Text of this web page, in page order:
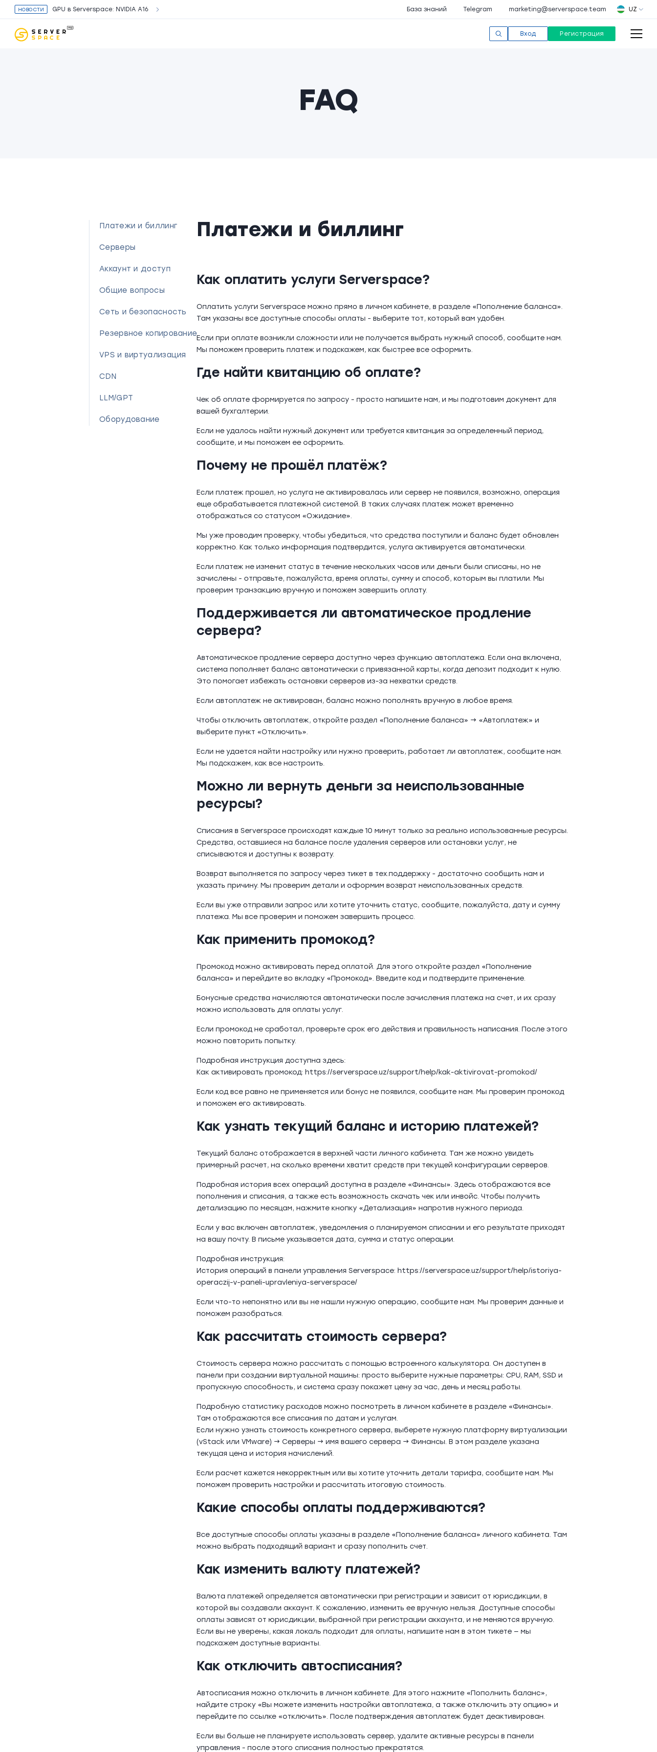
НОВОСТИ GPU в Serverspace: NVIDIA A16 База знаний Telegram marketing@serverspace.team UZ
Вход Регистрация
FAQ
Платежи и биллинг
Серверы
Аккаунт и доступ
Общие вопросы
Сеть и безопасность
Резервное копирование
VPS и виртуализация
CDN
LLM/GPT
Оборудование
Платежи и биллинг
Как оплатить услуги Serverspace?
Оплатить услуги Serverspace можно прямо в личном кабинете, в разделе «Пополнение баланса».
Там указаны все доступные способы оплаты - выберите тот, который вам удобен.
Если при оплате возникли сложности или не получается выбрать нужный способ, сообщите нам.
Мы поможем проверить платеж и подскажем, как быстрее все оформить.
Где найти квитанцию об оплате?
Чек об оплате формируется по запросу - просто напишите нам, и мы подготовим документ для
вашей бухгалтерии.
Если не удалось найти нужный документ или требуется квитанция за определенный период,
сообщите, и мы поможем ее оформить.
Почему не прошёл платёж?
Если платеж прошел, но услуга не активировалась или сервер не появился, возможно, операция
еще обрабатывается платежной системой. В таких случаях платеж может временно
отображаться со статусом «Ожидание».
Мы уже проводим проверку, чтобы убедиться, что средства поступили и баланс будет обновлен
корректно. Как только информация подтвердится, услуга активируется автоматически.
Если платеж не изменит статус в течение нескольких часов или деньги были списаны, но не
зачислены - отправьте, пожалуйста, время оплаты, сумму и способ, которым вы платили. Мы
проверим транзакцию вручную и поможем завершить оплату.
Поддерживается ли автоматическое продление
сервера?
Автоматическое продление сервера доступно через функцию автоплатежа. Если она включена,
система пополняет баланс автоматически с привязанной карты, когда депозит подходит к нулю.
Это помогает избежать остановки серверов из-за нехватки средств.
Если автоплатеж не активирован, баланс можно пополнять вручную в любое время.
Чтобы отключить автоплатеж, откройте раздел «Пополнение баланса» → «Автоплатеж» и
выберите пункт «Отключить».
Если не удается найти настройку или нужно проверить, работает ли автоплатеж, сообщите нам.
Мы подскажем, как все настроить.
Можно ли вернуть деньги за неиспользованные
ресурсы?
Списания в Serverspace происходят каждые 10 минут только за реально использованные ресурсы.
Средства, оставшиеся на балансе после удаления серверов или остановки услуг, не
списываются и доступны к возврату.
Возврат выполняется по запросу через тикет в тех.поддержку - достаточно сообщить нам и
указать причину. Мы проверим детали и оформим возврат неиспользованных средств.
Если вы уже отправили запрос или хотите уточнить статус, сообщите, пожалуйста, дату и сумму
платежа. Мы все проверим и поможем завершить процесс.
Как применить промокод?
Промокод можно активировать перед оплатой. Для этого откройте раздел «Пополнение
баланса» и перейдите во вкладку «Промокод». Введите код и подтвердите применение.
Бонусные средства начисляются автоматически после зачисления платежа на счет, и их сразу
можно использовать для оплаты услуг.
Если промокод не сработал, проверьте срок его действия и правильность написания. После этого
можно повторить попытку.
Подробная инструкция доступна здесь:
Как активировать промокод: https://serverspace.uz/support/help/kak-aktivirovat-promokod/
Если код все равно не применяется или бонус не появился, сообщите нам. Мы проверим промокод
и поможем его активировать.
Как узнать текущий баланс и историю платежей?
Текущий баланс отображается в верхней части личного кабинета. Там же можно увидеть
примерный расчет, на сколько времени хватит средств при текущей конфигурации серверов.
Подробная история всех операций доступна в разделе «Финансы». Здесь отображаются все
пополнения и списания, а также есть возможность скачать чек или инвойс. Чтобы получить
детализацию по месяцам, нажмите кнопку «Детализация» напротив нужного периода.
Если у вас включен автоплатеж, уведомления о планируемом списании и его результате приходят
на вашу почту. В письме указывается дата, сумма и статус операции.
Подробная инструкция:
История операций в панели управления Serverspace: https://serverspace.uz/support/help/istoriya-
operaczij-v-paneli-upravleniya-serverspace/
Если что-то непонятно или вы не нашли нужную операцию, сообщите нам. Мы проверим данные и
поможем разобраться.
Как рассчитать стоимость сервера?
Стоимость сервера можно рассчитать с помощью встроенного калькулятора. Он доступен в
панели при создании виртуальной машины: просто выберите нужные параметры: CPU, RAM, SSD и
пропускную способность, и система сразу покажет цену за час, день и месяц работы.
Подробную статистику расходов можно посмотреть в личном кабинете в разделе «Финансы».
Там отображаются все списания по датам и услугам.
Если нужно узнать стоимость конкретного сервера, выберете нужную платформу виртуализации
(vStack или VMware) → Серверы → имя вашего сервера → Финансы. В этом разделе указана
текущая цена и история начислений.
Если расчет кажется некорректным или вы хотите уточнить детали тарифа, сообщите нам. Мы
поможем проверить настройки и рассчитать итоговую стоимость.
Какие способы оплаты поддерживаются?
Все доступные способы оплаты указаны в разделе «Пополнение баланса» личного кабинета. Там
можно выбрать подходящий вариант и сразу пополнить счет.
Как изменить валюту платежей?
Валюта платежей определяется автоматически при регистрации и зависит от юрисдикции, в
которой вы создавали аккаунт. К сожалению, изменить ее вручную нельзя. Доступные способы
оплаты зависят от юрисдикции, выбранной при регистрации аккаунта, и не меняются вручную.
Если вы не уверены, какая локаль подходит для оплаты, напишите нам в этом тикете — мы
подскажем доступные варианты.
Как отключить автосписания?
Автосписания можно отключить в личном кабинете. Для этого нажмите «Пополнить баланс»,
найдите строку «Вы можете изменить настройки автоплатежа, а также отключить эту опцию» и
перейдите по ссылке «отключить». После подтверждения автоплатеж будет деактивирован.
Если вы больше не планируете использовать сервер, удалите активные ресурсы в панели
управления - после этого списания полностью прекратятся.